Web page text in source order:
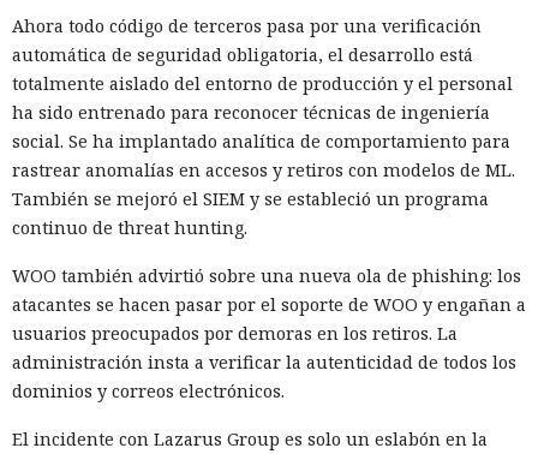
Ahora todo código de terceros pasa por una verificación
automática de seguridad obligatoria, el desarrollo está
totalmente aislado del entorno de producción y el personal
ha sido entrenado para reconocer técnicas de ingeniería
social. Se ha implantado analítica de comportamiento para
rastrear anomalías en accesos y retiros con modelos de ML.
También se mejoró el SIEM y se estableció un programa
continuo de threat hunting.
WOO también advirtió sobre una nueva ola de phishing: los
atacantes se hacen pasar por el soporte de WOO y engañan a
usuarios preocupados por demoras en los retiros. La
administración insta a verificar la autenticidad de todos los
dominios y correos electrónicos.
El incidente con Lazarus Group es solo un eslabón en la